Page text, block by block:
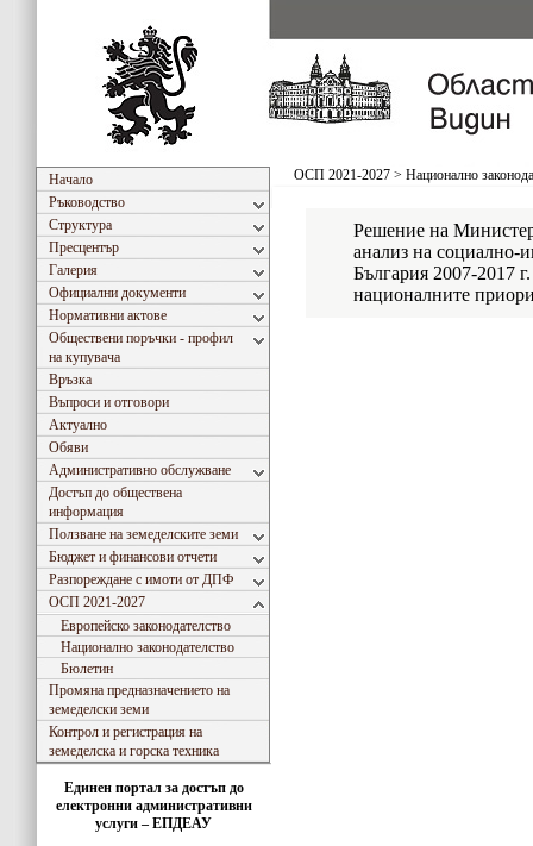
Начало
Ръководство
Структура
Пресцентър
Галерия
Официални документи
Нормативни актове
Обществени поръчки - профил
на купувача
Връзка
Въпроси и отговори
Актуално
Обяви
Административно обслужване
Достъп до обществена
информация
Ползване на земеделските земи
Бюджет и финансови отчети
Разпореждане с имоти от ДПФ
ОСП 2021-2027
Европейско законодателство
Национално законодателство
Бюлетин
Промяна предназначението на
земеделски земи
Контрол и регистрация на
земеделска и горска техника
Единен портал за достъп до
електронни административни
услуги – ЕПДЕАУ
ОСП 2021-2027 > Национално
Решение на
анализ на социално-
България 2007-2017
националните